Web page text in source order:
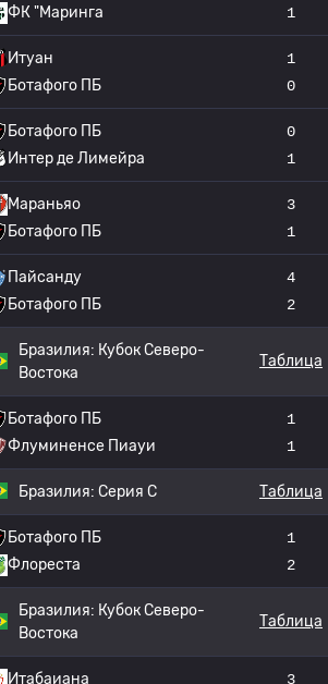
ФК "Маринга
1
Итуан
Ботафого ПБ
1
0
Ботафого ПБ
Интер де Лимейра
0
1
Мараньяо
Ботафого ПБ
3
1
Пайсанду
Ботафого ПБ
4
2
Бразилия: Кубок Северо-
Востока
Таблица
Ботафого ПБ
Флуминенсе Пиауи
1
1
Бразилия: Серия C Таблица
Ботафого ПБ
Флореста
1
2
Бразилия: Кубок Северо-
Востока
Таблица
Итабаиана
3